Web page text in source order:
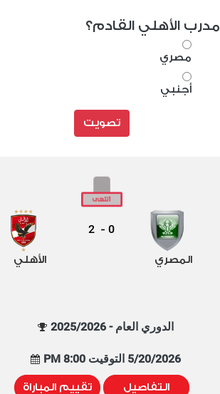
مدرب الأهلي القادم؟
مصري
أجنبي
تصويت
المصري
0
-
2
الأهلي
الدوري العام - 2025/2026
5/20/2026 التوقيت 8:00 PM
التفاصيل تقييم المباراة